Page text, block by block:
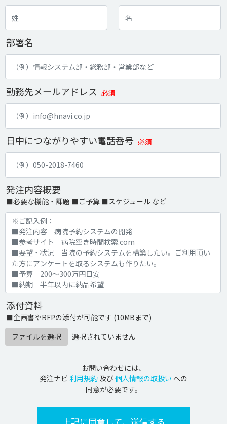
部署名
勤務先メールアドレス 必須
日中につながりやすい電話番号 必須
発注内容概要
■必要な機能・課題 ■ご予算 ■スケジュール など
添付資料
■企画書やRFPの添付が可能です (10MBまで)
ファイルを選択
選択されていません
お問い合わせには、
発注ナビ 利用規約 及び個人情報の取扱い への
同意が必要です。